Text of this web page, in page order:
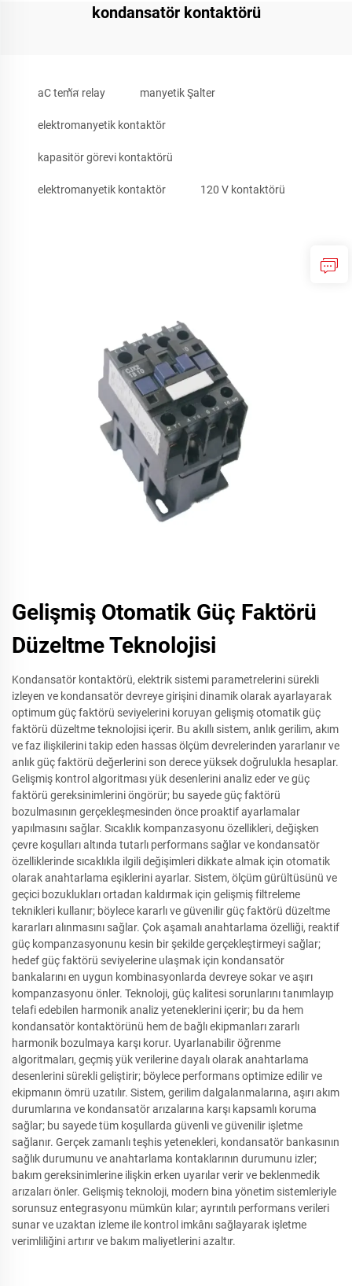
kondansatör kontaktörü
aC temัส relay manyetik Şalter
elektromanyetik kontaktör
kapasitör görevi kontaktörü
elektromanyetik kontaktör 120 V kontaktörü
Gelişmiş Otomatik Güç Faktörü
Düzeltme Teknolojisi
Kondansatör kontaktörü, elektrik sistemi parametrelerini sürekli
izleyen ve kondansatör devreye girişini dinamik olarak ayarlayarak
optimum güç faktörü seviyelerini koruyan gelişmiş otomatik güç
faktörü düzeltme teknolojisi içerir. Bu akıllı sistem, anlık gerilim, akım
ve faz ilişkilerini takip eden hassas ölçüm devrelerinden yararlanır ve
anlık güç faktörü değerlerini son derece yüksek doğrulukla hesaplar.
Gelişmiş kontrol algoritması yük desenlerini analiz eder ve güç
faktörü gereksinimlerini öngörür; bu sayede güç faktörü
bozulmasının gerçekleşmesinden önce proaktif ayarlamalar
yapılmasını sağlar. Sıcaklık kompanzasyonu özellikleri, değişken
çevre koşulları altında tutarlı performans sağlar ve kondansatör
özelliklerinde sıcaklıkla ilgili değişimleri dikkate almak için otomatik
olarak anahtarlama eşiklerini ayarlar. Sistem, ölçüm gürültüsünü ve
geçici bozuklukları ortadan kaldırmak için gelişmiş filtreleme
teknikleri kullanır; böylece kararlı ve güvenilir güç faktörü düzeltme
kararları alınmasını sağlar. Çok aşamalı anahtarlama özelliği, reaktif
güç kompanzasyonunu kesin bir şekilde gerçekleştirmeyi sağlar;
hedef güç faktörü seviyelerine ulaşmak için kondansatör
bankalarını en uygun kombinasyonlarda devreye sokar ve aşırı
kompanzasyonu önler. Teknoloji, güç kalitesi sorunlarını tanımlayıp
telafi edebilen harmonik analiz yeteneklerini içerir; bu da hem
kondansatör kontaktörünü hem de bağlı ekipmanları zararlı
harmonik bozulmaya karşı korur. Uyarlanabilir öğrenme
algoritmaları, geçmiş yük verilerine dayalı olarak anahtarlama
desenlerini sürekli geliştirir; böylece performans optimize edilir ve
ekipmanın ömrü uzatılır. Sistem, gerilim dalgalanmalarına, aşırı akım
durumlarına ve kondansatör arızalarına karşı kapsamlı koruma
sağlar; bu sayede tüm koşullarda güvenli ve güvenilir işletme
sağlanır. Gerçek zamanlı teşhis yetenekleri, kondansatör bankasının
sağlık durumunu ve anahtarlama kontaklarının durumunu izler;
bakım gereksinimlerine ilişkin erken uyarılar verir ve beklenmedik
arızaları önler. Gelişmiş teknoloji, modern bina yönetim sistemleriyle
sorunsuz entegrasyonu mümkün kılar; ayrıntılı performans verileri
sunar ve uzaktan izleme ile kontrol imkânı sağlayarak işletme
verimliliğini artırır ve bakım maliyetlerini azaltır.